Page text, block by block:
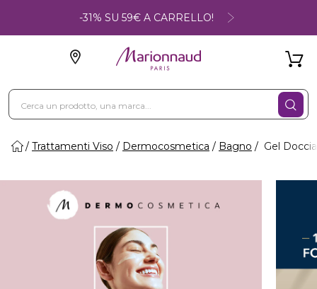
-31% SU 59€ A CARRELLO!
Trattamenti Viso Dermocosmetica Bagno Gel Doccia